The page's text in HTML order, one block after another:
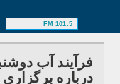
101.5 FM
فرآیند آب
درباره